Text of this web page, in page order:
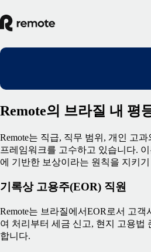
Remote의 브라질 내 평
Remote는 직급, 직무 범위, 개인 고
프레임워크를 고수하고 있습니다.
에 기반한 보상이라는 원칙을 지키
기록상 고용주(EOR) 직원
Remote는 브라질에서EOR로서 고
여 처리부터 세금 신고, 현지 고용법
합니다.